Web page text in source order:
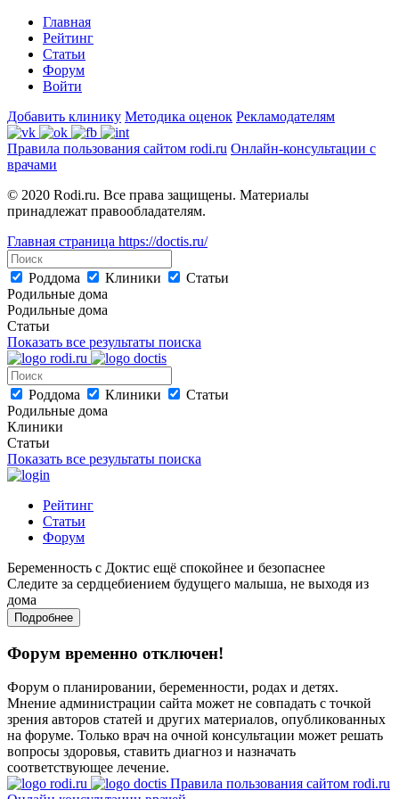
Главная
Рейтинг
Статьи
Форум
Войти
Добавить клинику Методика оценок Рекламодателям
Правила пользования сайтом rodi.ru Онлайн-консультации с
врачами
© 2020 Rodi.ru. Все права защищены. Материалы
принадлежат правообладателям.
Главная страница https://doctis.ru/
Роддома Клиники
Статьи
Родильные дома
Родильные дома
Статьи
Показать все результаты поиска
Роддома Клиники
Статьи
Родильные дома
Клиники
Статьи
Показать все результаты поиска
Рейтинг
Статьи
Форум
Беременность с Доктис ещё спокойнее и безопаснее
Следите за сердцебиением будущего малыша, не выходя из
дома
Подробнее
Форум временно отключен!
Форум о планировании, беременности, родах и детях.
Мнение администрации сайта может не совпадать с точкой
зрения авторов статей и других материалов, опубликованных
на форуме. Только врач на очной консультации может решать
вопросы здоровья, ставить диагноз и назначать
соответствующее лечение.
Правила пользования сайтом rodi.ru